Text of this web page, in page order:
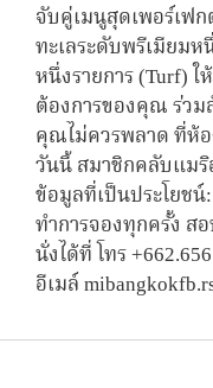
จับคู่เมนูสุดเพอร์เฟ
ทะเลระดับพรีเมียมห
หนึ่งรายการ (Turf)
ต้องการของคุณ ร่ว
คุณไม่ควรพลาด ที่ห้อ
วันนี้ สมาชิกคลับแม
ข้อมูลที่เป็นประโยชน์
ทำการจองทุกครั้ง ส
นั่งได้ที่ โทร
อีเมล์